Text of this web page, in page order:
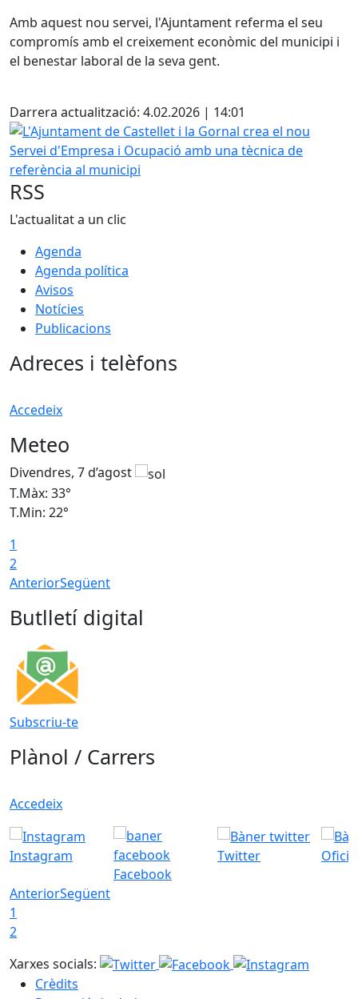
Amb aquest nou servei, l'Ajuntament referma el seu
compromís amb el creixement econòmic del municipi i
el benestar laboral de la seva gent.
Darrera actualització: 4.02.2026 | 14:01
L'Ajuntament de Castellet i la Gornal crea el nou Servei
RSS
L'actualitat a un clic
Agenda
Agenda política
Avisos
Notícies
Publicacions
Adreces i telèfons
Accedeix
Meteo
Divendres, 7 d’agost
T.Màx: 33°
T.Min: 22°
1
2
AnteriorSegüent
Butlletí digital
Subscriu-te
Plànol / Carrers
Accedeix
Instagram
Facebook
Twitter
AnteriorSegüent
1
2
Xarxes socials:
Crèdits